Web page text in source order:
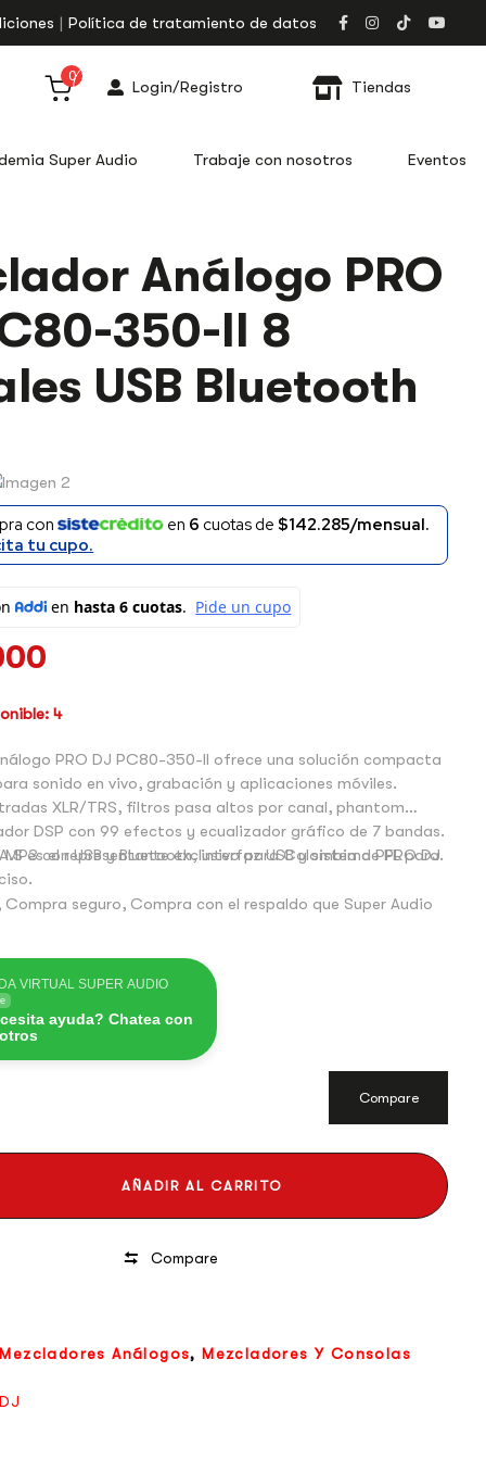
Política de tratamiento de datos
0
Login/Registro Tiendas
Super Audio Trabaje con nosotros Eventos
Análogo PRO
350-II 8
USB Bluetooth
con en 6 cuotas de $142.285/mensual.
tu cupo.
4
PRO DJ PC80-350-II ofrece una solución compacta
sonido en vivo, grabación y aplicaciones móviles.
XLR/TRS, filtros pasa altos por canal, phantom
DSP con 99 efectos y ecualizador gráfico de 7 bandas.
con USB y Bluetooth, interfaz USB y sistema PFL para
es el representante exclusivo para Colombia de PRO DJ.
seguro, Compra con el respaldo que Super Audio
VIRTUAL SUPER AUDIO
ayuda? Chatea con
Compare
AÑADIR AL CARRITO
Compare
Mezcladores Análogos, Mezcladores Y Consolas